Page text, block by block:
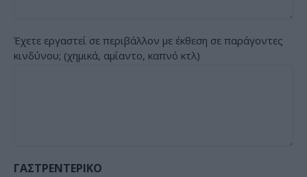
Έχετε εργαστεί σε περιβάλλον με έκθεση σε παράγοντες
κινδύνου; (χημικά, αμίαντο, καπνό κτλ)
ΓΑΣΤΡΕΝΤΕΡΙΚΟ